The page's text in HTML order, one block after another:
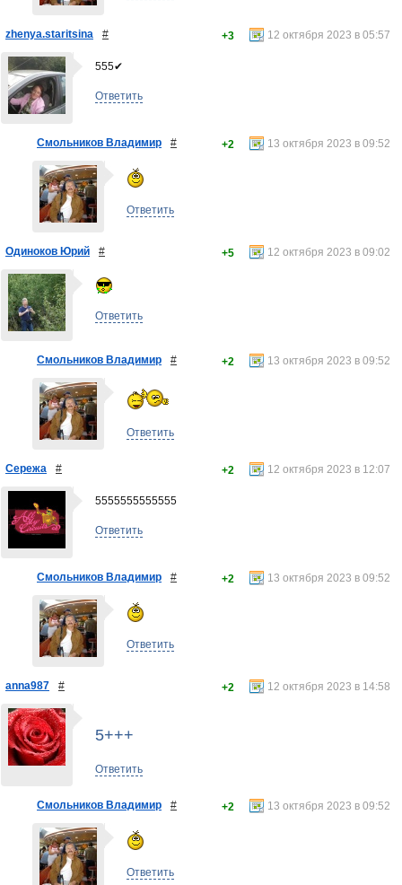
zhenya.staritsina # 12 октября 2023 в 05:57
+3
555✔
Ответить
Смольников Владимир # 13 октября 2023 в 09:52
+2
Ответить
Одиноков Юрий # 12 октября 2023 в 09:02
+5
Ответить
Смольников Владимир # 13 октября 2023 в 09:52
+2
Ответить
Сережа # 12 октября 2023 в 12:07
+2
5555555555555
Ответить
Смольников Владимир # 13 октября 2023 в 09:52
+2
Ответить
anna987 # 12 октября 2023 в 14:58
+2
5+++
Ответить
Смольников Владимир # 13 октября 2023 в 09:52
+2
Ответить